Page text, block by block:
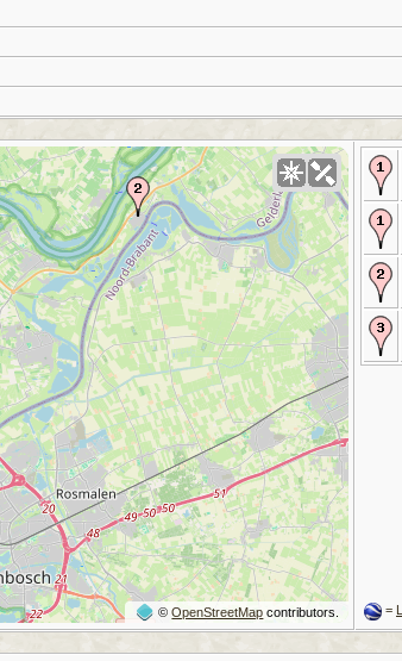
©OpenStreetMap contributors. =